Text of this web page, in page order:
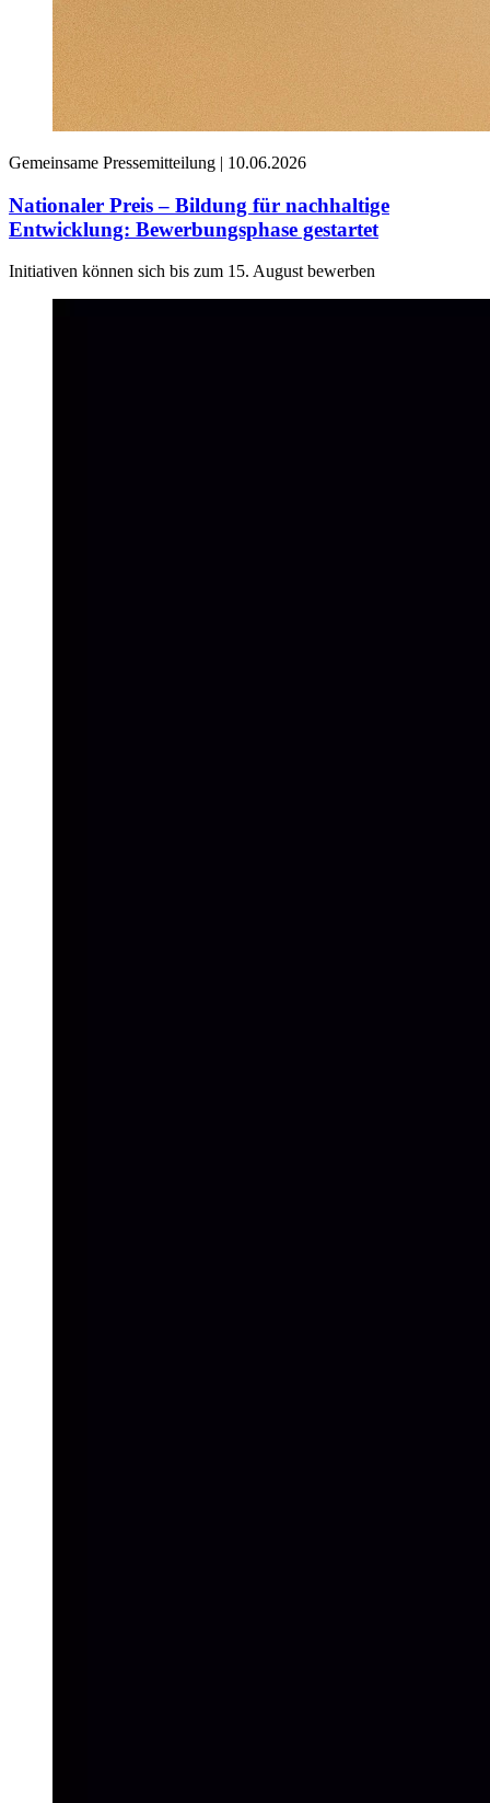
Gemeinsame Pressemitteilung | 10.06.2026
Nationaler Preis – Bildung für nachhaltige
Entwicklung: Bewerbungsphase gestartet
Initiativen können sich bis zum 15. August bewerben